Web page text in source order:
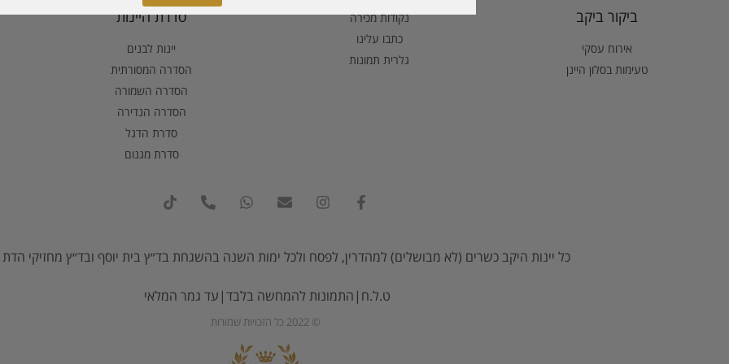
ביקור ביקב
אירוח עסקי
טעימות בסלון היינן
נקודות מכירה
כתבו עלינו
גלרית תמונות
סדרת היינות
יינות לבנים
הסדרה המסורתית
הסדרה השמורה
הסדרה הנדירה
סדרת הדגל
סדרת מגנום
כל יינות היקב כשרים (לא מבושלים) למהדרין, לפסח ולכל ימות השנה בהשגחת בד״ץ בית יוסף ובד״ץ מחזיקי
ט.ל.ח|התמונות להמחשה בלבד|עד גמר המלאי
© 2022 כל הזכויות שמורות